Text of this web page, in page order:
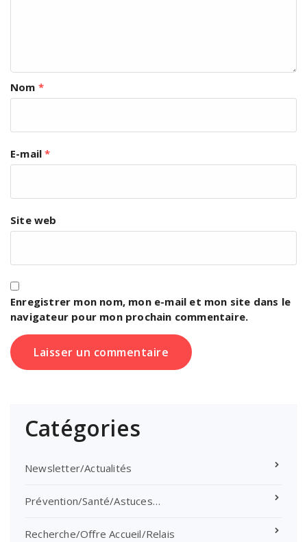
Nom *
E-mail*
Site web
Enregistrer mon nom, mon e-mail et mon site dans le
navigateur pour mon prochain commentaire.
Catégories
Newsletter/Actualités
Prévention/Santé/Astuces…
Recherche/Offre Accueil/Relais